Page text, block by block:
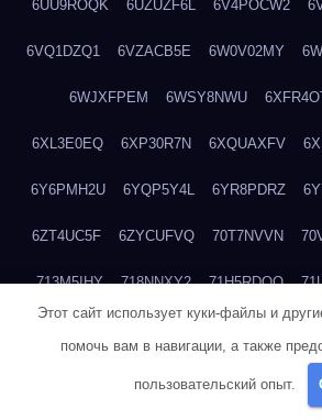
6UU9ROQK 6UZUZF6L 6V4POCW2
6VQ1DZQ1 6VZACB5E 6W0V02MY
6WJXFPEM 6WSY8NWU
6XL3E0EQ 6XP30R7N 6XQUAXFV
6Y6PMH2U 6YQP5Y4L 6YR8PDRZ
6ZT4UC5F 6ZYCUFVQ 70T7NVVN
713M5IHY 718NNXY2 71H5RDOO
Этот сайт использует куки-файлы и
помочь вам в навигации, а также
пользовательский опыт.